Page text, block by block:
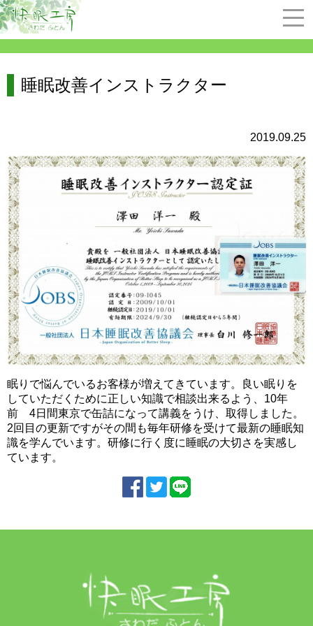
睡眠改善インストラクター
2019.09.25
眠りで悩んでいるお客様が増えてきています。良い眠りを
していただくために正しい知識で相談出来るよう、10年
前 4日間東京で缶詰になって講義をうけ、取得しました。
2回目の更新ですがその間も毎年研修を受けて最新の睡眠知
識を学んでいます。研修に行く度に睡眠の大切さを実感し
ています。